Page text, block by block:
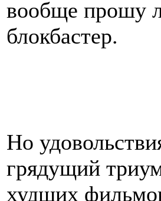
вообще прошу
блокбастер.
Но
грядущий
худших